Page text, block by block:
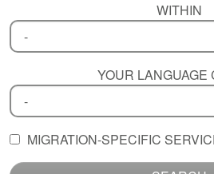
WITHIN
YOUR LANGUAGE
MIGRATION-SPECIFIC